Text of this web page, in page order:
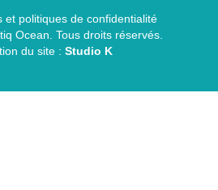
et politiques de confidentialité
Ocean. Tous droits réservés.
du site : Studio K